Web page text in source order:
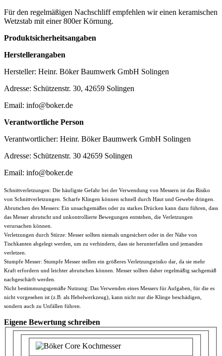
Für den regelmäßigen Nachschliff empfehlen wir einen keramischen
Wetzstab mit einer 800er Körnung.
Produktsicherheitsangaben
Herstellerangaben
Hersteller: Heinr. Böker Baumwerk GmbH Solingen
Adresse: Schützenstr. 30, 42659 Solingen
Email: info@boker.de
Verantwortliche Person
Verantwortlicher: Heinr. Böker Baumwerk GmbH Solingen
Adresse: Schützenstr. 30 42659 Solingen
Email: info@boker.de
Schnittverletzungen: Die häufigste Gefahr bei der Verwendung von Messern ist das Risiko
von Schnittverletzungen. Scharfe Klingen können schnell durch Haut und Gewebe dringen.
Abrutschen des Messers: Ein unsachgemäßes oder zu starkes Drücken kann dazu führen, dass
das Messer abrutscht und unkontrollierte Bewegungen entstehen, die Verletzungen
verursachen können.
Verletzungen durch Stürze: Messer sollten niemals ungesichert oder in der Nähe von
Tischkanten abgelegt werden, um zu verhindern, dass sie herunterfallen und jemanden
verletzen.
Stumpfe Messer: Stumpfe Messer stellen ein größeres Verletzungsrisiko dar, da sie mehr
Kraft erfordern und leichter abrutschen können. Messer sollten daher regelmäßig sachgemäß
nachgeschärft werden.
Nicht bestimmungsgemäße Nutzung: Das Verwenden eines Messers für Aufgaben, für die es
nicht vorgesehen ist (z.B. als Hebelwerkzeug), kann nicht nur die Klinge beschädigen,
sondern auch zu Unfällen führen.
Eigene Bewertung schreiben